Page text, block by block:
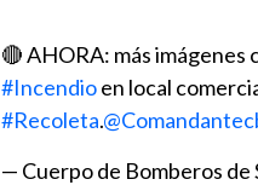
🔴 AHORA: más imágenes
#Incendioen local
#Recoleta.
— Cuerpo de Bomberos de